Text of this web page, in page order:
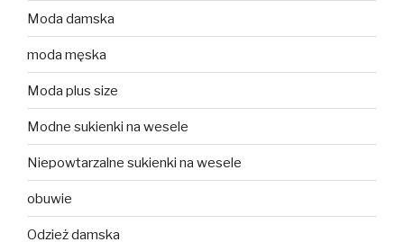
Moda damska
moda męska
Moda plus size
Modne sukienki na wesele
Niepowtarzalne sukienki na wesele
obuwie
Odzież damska